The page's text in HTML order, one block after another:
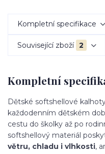
Kompletní specifikace
Související zboží 2
Kompletní
Dětské softshellové
každodenním dětském
cestu do školky až po
softshellový materiál
větru, chladu i vlhkosti,